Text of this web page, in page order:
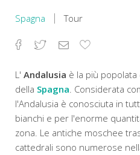
Spagna Tour
Facebook
TwitterEmailAggiungi
L' Andalusia è la più
della Spagna. Considerata
l'Andalusia è conosciuta in
bianchi e per l'enorme
zona. Le antiche moschee
cattedrali sono numerose